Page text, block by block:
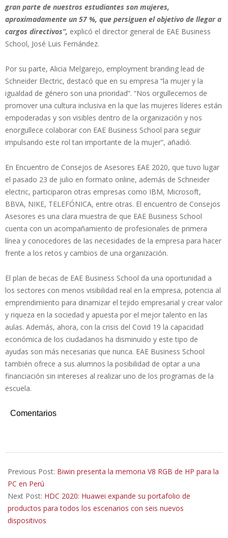
gran parte de nuestros estudiantes son mujeres,
aproximadamente un 57 %, que persiguen el objetivo de llegar a
cargos directivos”, explicó el director general de EAE Business
School, José Luis Fernández.
Por su parte, Alicia Melgarejo, employment branding lead de
Schneider Electric, destacó que en su empresa “la mujer y la
igualdad de género son una prioridad”. “Nos orgullecemos de
promover una cultura inclusiva en la que las mujeres líderes están
empoderadas y son visibles dentro de la organización y nos
enorgullece colaborar con EAE Business School para seguir
impulsando este rol tan importante de la mujer”, añadió.
En Encuentro de Consejos de Asesores EAE 2020, que tuvo lugar
el pasado 23 de julio en formato online, además de Schneider
electric, participaron otras empresas como IBM, Microsoft,
BBVA, NIKE, TELEFÓNICA, entre otras. El encuentro de Consejos
Asesores es una clara muestra de que EAE Business School
cuenta con un acompañamiento de profesionales de primera
línea y conocedores de las necesidades de la empresa para hacer
frente a los retos y cambios de una organización.
El plan de becas de EAE Business School da una oportunidad a
los sectores con menos visibilidad real en la empresa, potencia al
emprendimiento para dinamizar el tejido empresarial y crear valor
y riqueza en la sociedad y apuesta por el mejor talento en las
aulas. Además, ahora, con la crisis del Covid 19 la capacidad
económica de los ciudadanos ha disminuido y este tipo de
ayudas son más necesarias que nunca. EAE Business School
también ofrece a sus alumnos la posibilidad de optar a una
financiación sin intereses al realizar uno de los programas de la
escuela.
Comentarios
09-
15
Previous Post: Biwin presenta la memoria V8 RGB de HP para la
PC en Perú
Next Post: HDC 2020: Huawei expande su portafolio de
productos para todos los escenarios con seis nuevos
dispositivos